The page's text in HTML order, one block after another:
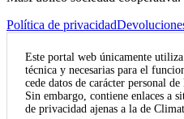
Política de privacidad
Este portal web únicamente
técnica y necesarias para el
cede datos de carácter personal
Sin embargo, contiene enlaces a
de privacidad ajenas a la de